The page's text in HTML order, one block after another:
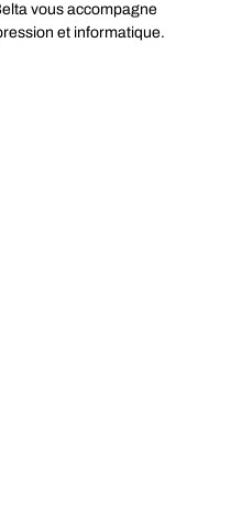
vous accompagne
et informatique.